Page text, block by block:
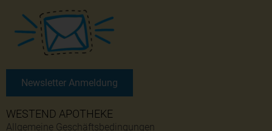
WESTEND APOTHEKE
Allgemeine Geschäftsbedingungen
Newsletter Anmeldung